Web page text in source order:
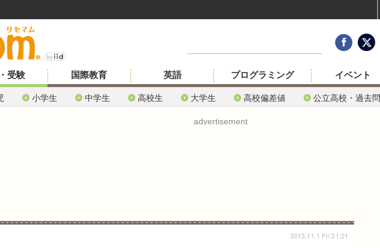
受験
小学生 中学生 高校生 大学生 高校偏差値 公立高校・過去問
国際教育 英語 プログラミング イベント
advertisement
2013.11.1 Fri 21:21